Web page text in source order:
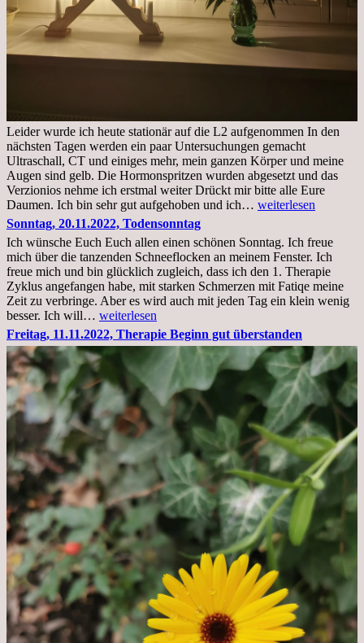
Leider wurde ich heute stationär auf die L2 aufgenommen In den
nächsten Tagen werden ein paar Untersuchungen gemacht
Ultraschall, CT und einiges mehr, mein ganzen Körper und meine
Augen sind gelb. Die Hormonspritzen wurden abgesetzt und das
Verzionios nehme ich erstmal weiter Drückt mir bitte alle Eure
Daumen. Ich bin sehr gut aufgehoben und ich… Mittwoch.
Krankenhaus
stationär
weiterlesen
Sonntag, 20.11.2022, Todensonntag
Ich wünsche Euch Euch allen einen schönen Sonntag. Ich freue
mich über die tanzenden Schneeflocken an meinem Fenster. Ich
freue mich und bin glücklich zugleich, dass ich den 1. Therapie
Zyklus angefangen habe, mit starken Schmerzen mit Fatiqe meine
Zeit zu verbringe. Aber es wird auch mit jeden Tag ein klein wenig
besser. Ich will… Sonntag,
20.11.2022,
Todensonntag
weiterlesen
Freitag, 11.11.2022, Therapie Beginn gut überstanden